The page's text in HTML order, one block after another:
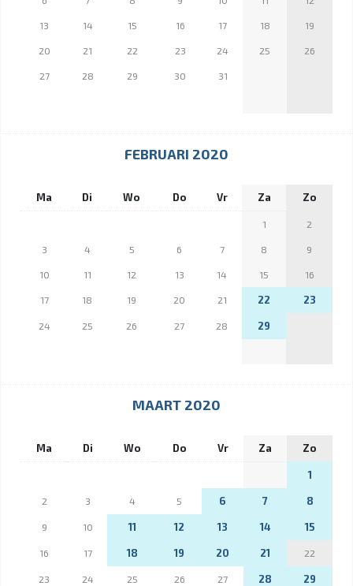
13 14 15 16 17 18 19
20 21 22 23 24 25 26
27 28 29 30 31
FEBRUARI 2020
Ma Di Wo Do Vr Za Zo
1 2
3 4 5 6 7 8 9
10 11 12 13 14 15 16
17 18 19 20 21 22 23
24 25 26 27 28 29
MAART 2020
Ma Di Wo Do Vr Za Zo
1
2 3 4 5 6 7 8
9 10 11 12 13 14 15
16 17 18 19 20 21 22
23 24 25 26 27 28 29